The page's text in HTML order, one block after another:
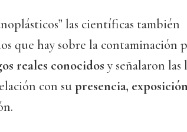
las científicas también
que hay sobre la contaminación
reales conocidos y señalaron las
con supresencia,